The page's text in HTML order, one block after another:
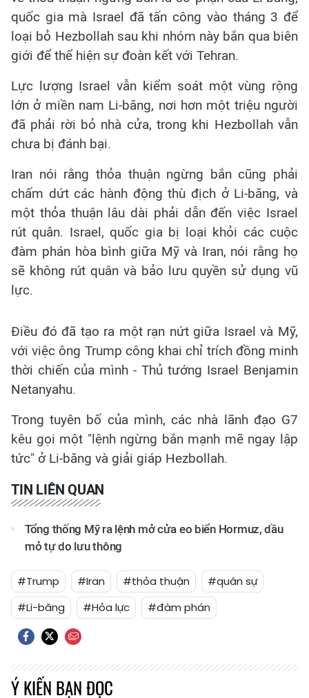
quốc gia mà Israel đã tấn công vào tháng 3 để
loại bỏ Hezbollah sau khi nhóm này bắn qua biên
giới để thể hiện sự đoàn kết với Tehran.
Lực lượng Israel vẫn kiểm soát một vùng rộng
lớn ở miền nam Li-băng, nơi hơn một triệu người
đã phải rời bỏ nhà cửa, trong khi Hezbollah vẫn
chưa bị đánh bại.
Iran nói rằng thỏa thuận ngừng bắn cũng phải
chấm dứt các hành động thù địch ở Li-băng, và
một thỏa thuận lâu dài phải dẫn đến việc Israel
rút quân. Israel, quốc gia bị loại khỏi các cuộc
đàm phán hòa bình giữa Mỹ và Iran, nói rằng họ
sẽ không rút quân và bảo lưu quyền sử dụng vũ
lực.
Điều đó đã tạo ra một rạn nứt giữa Israel và Mỹ,
với việc ông Trump công khai chỉ trích đồng minh
thời chiến của mình - Thủ tướng Israel Benjamin
Netanyahu.
Trong tuyên bố của mình, các nhà lãnh đạo G7
kêu gọi một "lệnh ngừng bắn mạnh mẽ ngay lập
tức" ở Li-băng và giải giáp Hezbollah.
TIN LIÊN QUAN
Tổng thống Mỹ ra lệnh mở cửa eo biển Hormuz, dầu
mỏ tự do lưu thông
#Trump #Iran #thỏa thuận
#quân sự
#Li-băng
#Hỏa lực #đàm phán
Ý KIẾN BẠN ĐỌC